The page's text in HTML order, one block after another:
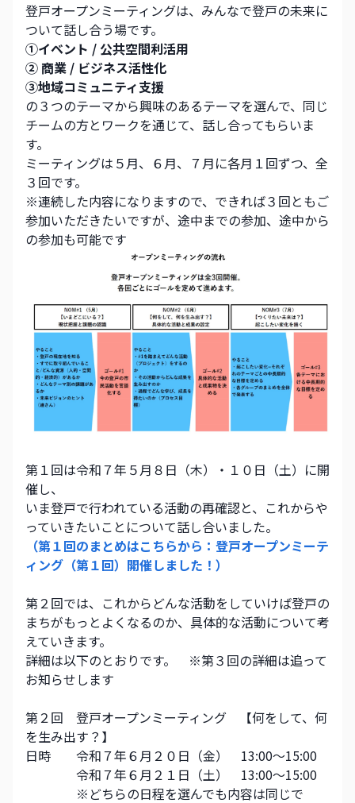
登戸オープンミーティングは、みんなで登戸の未来に
ついて話し合う場です。
①イベント / 公共空間利活用
② 商業 / ビジネス活性化
③地域コミュニティ支援
の３つのテーマから興味のあるテーマを選んで、同じ
チームの方とワークを通じて、話し合ってもらいま
す。
ミーティングは５月、６月、７月に各月１回ずつ、全
３回です。
※連続した内容になりますので、できれば３回ともご
参加いただきたいですが、途中までの参加、途中から
の参加も可能です
第１回は令和７年５月８日（木）・１０日（土）に開
催し、
いま登戸で行われている活動の再確認と、これからや
っていきたいことについて話し合いました。
（第１回のまとめはこちらから：登戸オープンミーテ
ィング（第１回）開催しました！）
第２回では、これからどんな活動をしていけば登戸の
まちがもっとよくなるのか、具体的な活動について考
えていきます。
詳細は以下のとおりです。　※第３回の詳細は追って
お知らせします
第２回　登戸オープンミーティング　【何をして、何
を生み出す？】
日時　　令和７年６月２０日（金）　13:00～15:00
令和７年６月２１日（土）　13:00～15:00
※どちらの日程を選んでも内容は同じで